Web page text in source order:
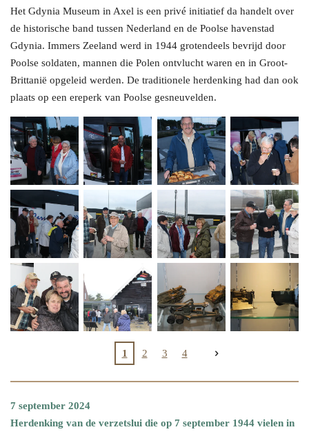
Het Gdynia Museum in Axel is een privé initiatief da handelt over
de historische band tussen Nederland en de Poolse havenstad
Gdynia. Immers Zeeland werd in 1944 grotendeels bevrijd door
Poolse soldaten, mannen die Polen ontvlucht waren en in Groot-
Brittanië opgeleid werden. De traditionele herdenking had dan ook
plaats op een ereperk van Poolse gesneuvelden.
1 2 3 4
7 september 2024
Herdenking van de verzetslui die op 7 september 1944 vielen in